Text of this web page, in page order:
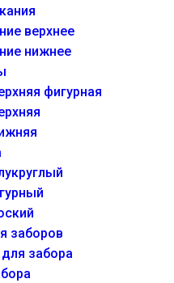
верхнее
нижнее
фигурная
заборов
забора